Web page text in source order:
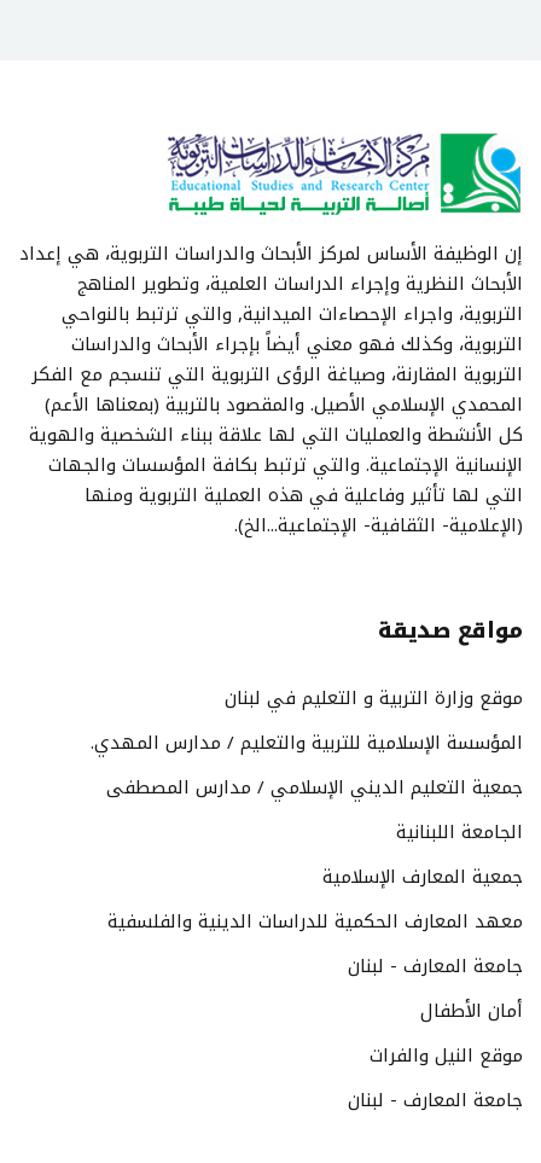
إن الوظيفة الأساس لمركز الأبحاث والدراسات التربوية، هي إعداد
الأبحاث النظرية وإجراء الدراسات العلمية، وتطوير المناهج
التربوية، واجراء الإحصاءات الميدانية, والتي ترتبط بالنواحي
التربوية، وكذلك فهو معني أيضاً بإجراء الأبحاث والدراسات
التربوية المقارنة، وصياغة الرؤى التربوية التي تنسجم مع الفكر
المحمدي الإسلامي الأصيل. والمقصود بالتربية (بمعناها الأعم)
كل الأنشطة والعمليات التي لها علاقة ببناء الشخصية والهوية
الإنسانية الإجتماعية. والتي ترتبط بكافة المؤسسات والجهات
التي لها تأثير وفاعلية في هذه العملية التربوية ومنها
(الإعلامية- الثقافية- الإجتماعية...الخ).
مواقع صديقة
موقع وزارة التربية و التعليم في لبنان
المؤسسة الإسلامية للتربية والتعليم / مدارس المهدي.
جمعية التعليم الديني الإسلامي / مدارس المصطفى
الجامعة اللبنانية
جمعية المعارف الإسلامية
معهد المعارف الحكمية للدراسات الدينية والفلسفية
جامعة المعارف - لبنان
أمان الأطفال
موقع النيل والفرات
جامعة المعارف - لبنان